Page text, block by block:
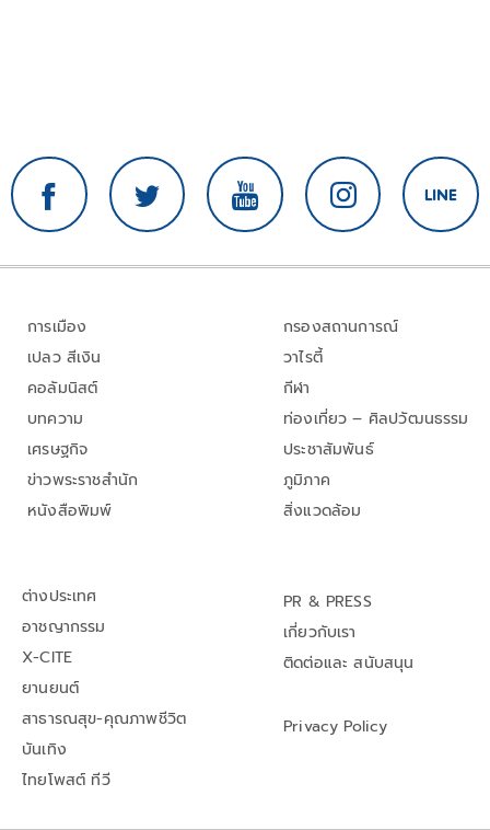
การเมือง
เปลว สีเงิน
คอลัมนิสต์
บทความ
เศรษฐกิจ
ข่าวพระราชสำนัก
หนังสือพิมพ์
กรองสถานการณ์
วาไรตี้
กีฬา
ท่องเที่ยว – ศิลปวัฒนธรรม
ประชาสัมพันธ์
ภูมิภาค
สิ่งแวดล้อม
ต่างประเทศ
อาชญากรรม
X-CITE
ยานยนต์
สาธารณสุข-คุณภาพชีวิต
บันเทิง
ไทยโพสต์ ทีวี
PR & PRESS
เกี่ยวกับเรา
ติดต่อและ สนับสนุน
Privacy Policy